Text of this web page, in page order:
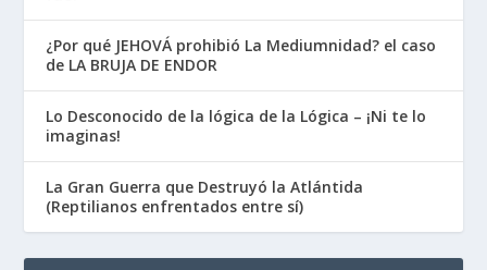
¿Por qué JEHOVÁ prohibió La Mediumnidad? el caso
de LA BRUJA DE ENDOR
Lo Desconocido de la lógica de la Lógica – ¡Ni te lo
imaginas!
La Gran Guerra que Destruyó la Atlántida
(Reptilianos enfrentados entre sí)